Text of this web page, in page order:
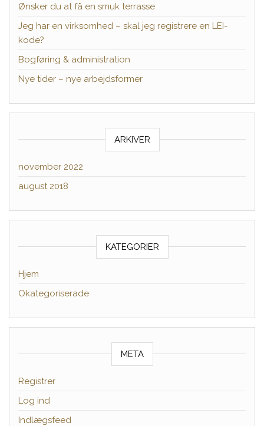
Ønsker du at få en smuk terrasse
Jeg har en virksomhed – skal jeg registrere en LEI-
kode?
Bogføring & administration
Nye tider – nye arbejdsformer
ARKIVER
november 2022
august 2018
KATEGORIER
Hjem
Okategoriserade
META
Registrer
Log ind
Indlægsfeed